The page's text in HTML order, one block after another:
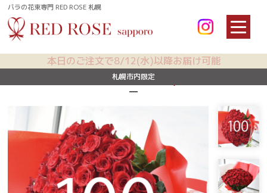
バラの花束専門 RED ROSE 札幌
本日のご注文で8/12(水)以降お届け可能
札幌市内限定
HOME RED ROSE 100本
RED ROSE 100本